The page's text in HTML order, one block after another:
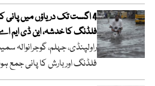
4 اگست تک دریاؤں میں پانی
فلڈنگ کا خدشہ، این ڈی ایم
راولپنڈی، جہلم، گوجرانوالہ
فلڈنگ اور بارش کا پانی جمع